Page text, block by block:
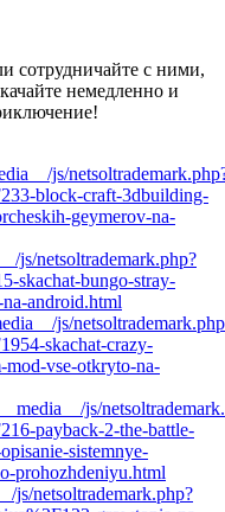
сотрудничайте с ними,
немедленно и
js/
block-craft-3dbuilding-
geymerov-na-
js/netsoltrademark.php?
skachat-bungo-stray-
android.html
js/
skachat-crazy-
vse-otkryto-na-
js/
payback-2-the-battle-
sistemnye-
prohozhdeniyu.html
js/netsoltrademark.php?